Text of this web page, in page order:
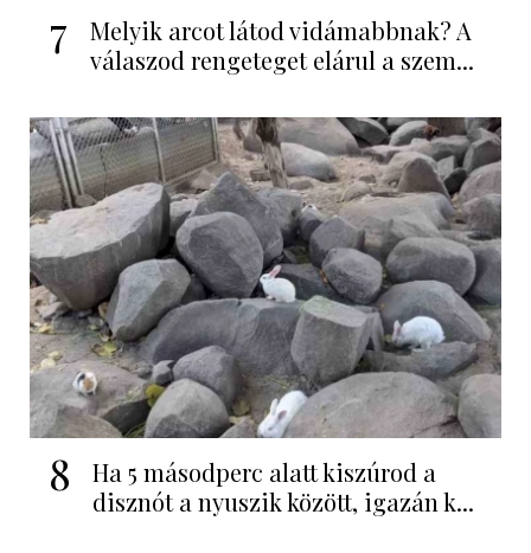
7
Melyik arcot látod vidámabbnak? A
válaszod rengeteget elárul a szem...
8
Ha 5 másodperc alatt kiszúrod a
disznót a nyuszik között, igazán k...